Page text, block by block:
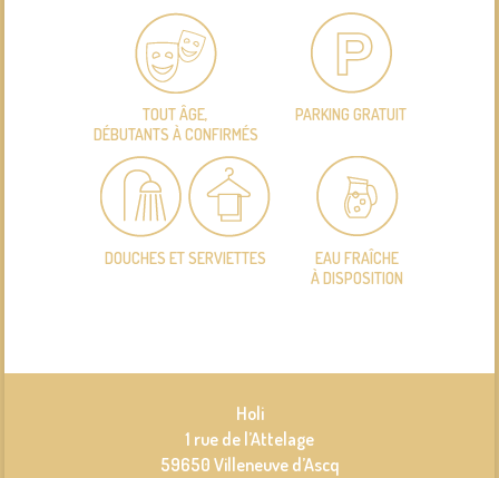
TOUT ÂGE,
DÉBUTANTS À CONFIRMÉS
PARKING GRATUIT
DOUCHES ET SERVIETTES
EAU FRAÎCHE
À DISPOSITION
Holi
1 rue de l’Attelage
59650 Villeneuve d’Ascq